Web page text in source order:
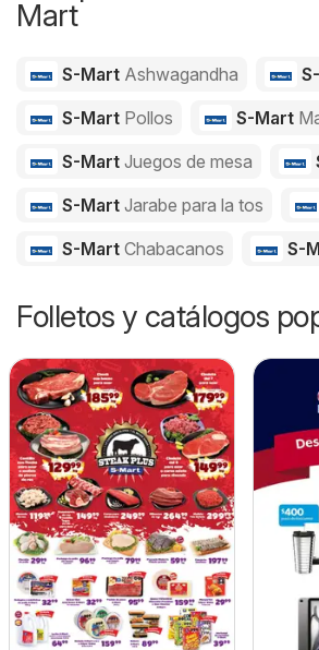
Mart
S-Mart Ashwagandha
S-Mart Pollos S-Mart
S-Mart Juegos de mesa
S-Mart Jarabe para la tos
S-Mart Chabacanos S-
Folletos y catálogos